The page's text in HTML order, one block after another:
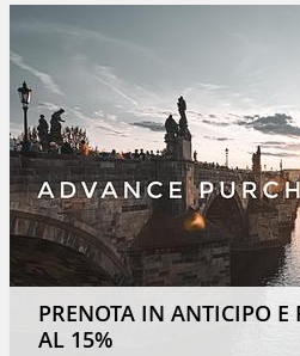
PRENOTA IN ANTICIPO
AL 15%